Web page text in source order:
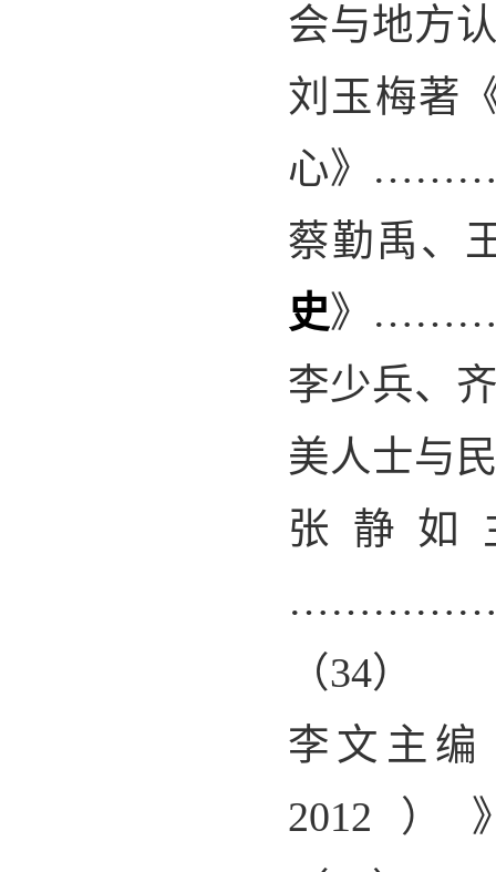
会与地
刘玉梅著
心》
蔡勤禹、
史》
李少兵、
美人士
张静如
（34）
李文主
2012 ）